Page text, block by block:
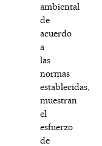
ambiental
de
acuerdo
a
las
normas
establecidas,
muestran
el
esfuerzo
de